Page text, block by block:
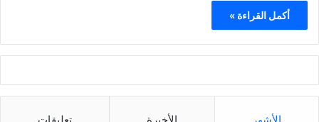
أكمل القراءة »
الأشهر الأخيرة تعليقات